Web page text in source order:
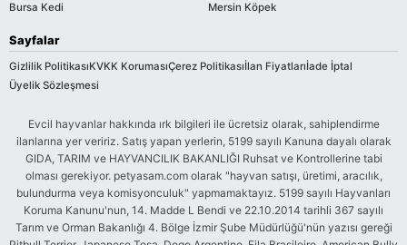
Bursa Kedi
Mersin Köpek
Sayfalar
Gizlilik PolitikasıKVKK KorumasıÇerez Politikasıİlan Fiyatlarıİade İptal
Üyelik Sözleşmesi
Evcil hayvanlar hakkında ırk bilgileri ile ücretsiz olarak, sahiplendirme
ilanlarına yer veririz. Satış yapan yerlerin, 5199 sayılı Kanuna dayalı olarak
GIDA, TARIM ve HAYVANCILIK BAKANLIĞI Ruhsat ve Kontrollerine tabi
olması gerekiyor. petyasam.com olarak "hayvan satışı, üretimi, aracılık,
bulundurma veya komisyonculuk" yapmamaktayız. 5199 sayılı Hayvanları
Koruma Kanunu'nun, 14. Madde L Bendi ve 22.10.2014 tarihli 367 sayılı
Tarım ve Orman Bakanlığı 4. Bölge İzmir Şube Müdürlüğü'nün yazısı gereği